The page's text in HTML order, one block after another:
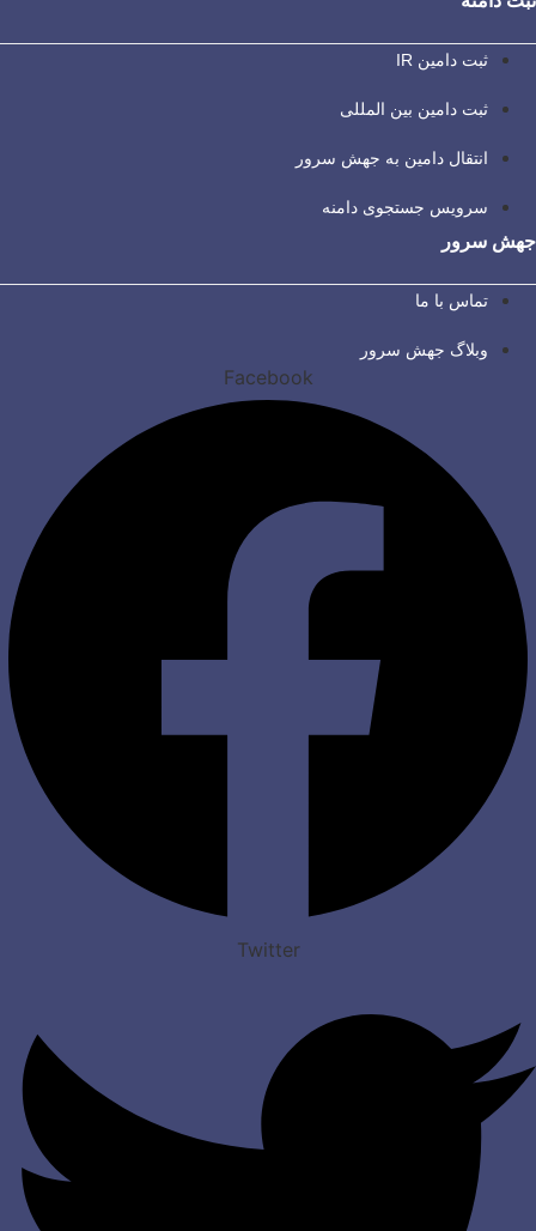
ثبت دامین IR
ثبت دامین بین المللی
انتقال دامین به جهش سرور
سرویس جستجوی دامنه
جهش سرور
تماس با ما
وبلاگ جهش سرور
Facebook
Twitter